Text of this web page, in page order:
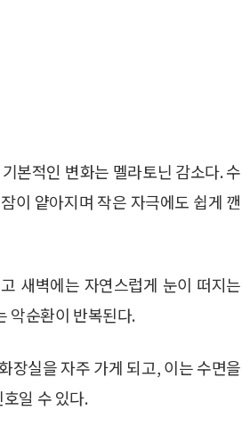
본적인 변화는 멜라토닌 감소다. 수
이 얕아지며 작은 자극에도 쉽게 깬
새벽에는 자연스럽게 눈이 떠지는
악순환이 반복된다.
장실을 자주 가게 되고, 이는 수면을
일 수 있다.